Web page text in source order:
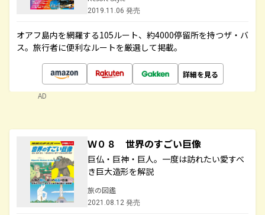
2019.11.06 発売
オアフ島内を網羅する105ルート、約4000停留所を持つザ・バ
ス。旅行者に便利なルートを厳選して掲載。
詳細を見る
AD
Ｗ０８ 世界のすごい巨像
巨仏・巨神・巨人。一度は訪れたい愛すべ
き巨大造形を解説
旅の図鑑
2021.08.12 発売